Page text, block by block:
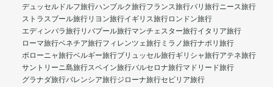
デュッセルドルフ旅行ハンブルク旅行フランス旅行パリ旅行ニース旅行
ストラスブール旅行リヨン旅行イギリス旅行ロンドン旅行
エディンバラ旅行リバプール旅行マンチェスター旅行イタリア旅行
ローマ旅行ベネチア旅行フィレンツェ旅行 ミラノ旅行ナポリ旅行
ボローニャ旅行ベルギー旅行ブリュッセル旅行ギリシャ旅行アテネ旅行
サントリーニ島旅行スペイン旅行バルセロナ旅行マドリード旅行
グラナダ旅行バレンシア旅行ジローナ旅行セビリア旅行